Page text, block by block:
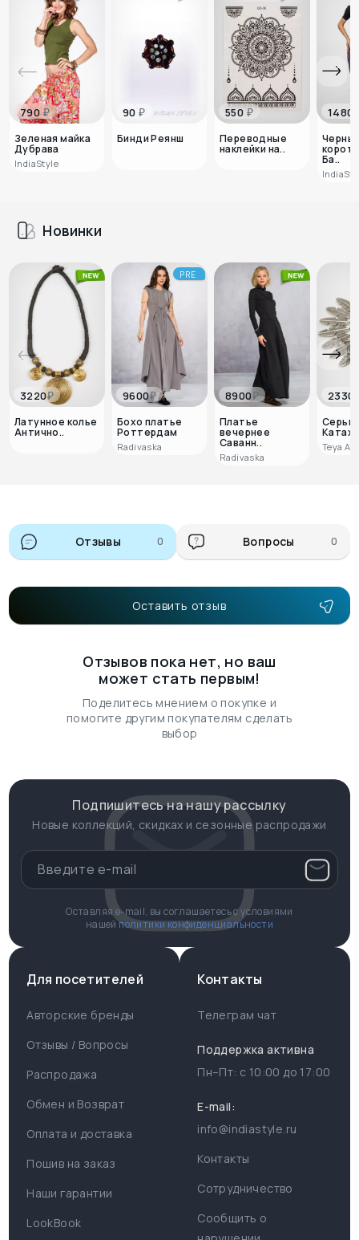
Контакты
Часы работы поддержки
Пн-Пт c 10:00 до 17:00
Для пользователя
Информация
Наши гарантии
790₽
Зеленая майка
Дубрава
IndiaStyle
90 ₽
Бинди Реянш
550₽
Переводные
наклейки на..
1480
Ба..
Новинки
3220₽
Латунное колье
Антично..
PRE
9600₽
Бохо платье
Роттердам
Radivaska
8900₽
Платье
вечернее
Саванн..
Radivaska
2330
Teya
Отзывы 0 Вопросы 0
Оставить отзыв
Отзывов пока нет, но ваш
может стать первым!
Поделитесь мнением о покупке и
помогите другим покупателям сделать
выбор
Для посетителей
Авторские бренды
Отзывы / Вопросы
Распродажа
Обмен и Возврат
Оплата и доставка
Пошив на заказ
Наши гарантии
LookBook
Подпишитесь на нашу рассылку
Новые коллекций, скидках и сезонные распродажи
Оставляя e-mail, вы соглашаетесь с условиями
нашейполитики конфиденциальности
Контакты
Телеграм чат
Поддержка активна
Пн–Пт: с 10:00 до 17:00
E-mail:
info@indiastyle.ru
Контакты
Сотрудничество
Сообщить о